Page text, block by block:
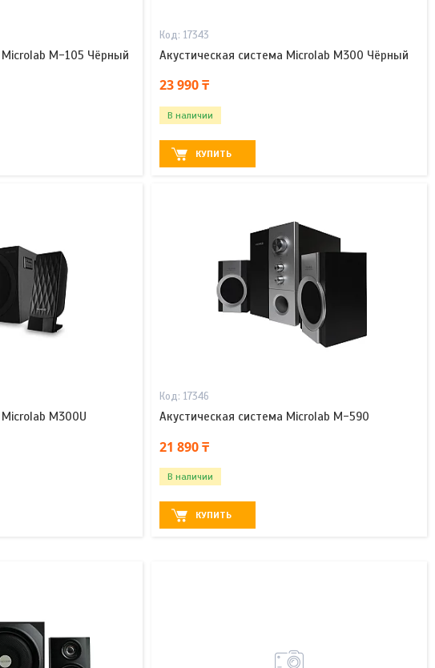
Microlab M-105 Чёрный
17343
Акустическая система Microlab M300 Чёрный
23 990 ₸
В наличии
КУПИТЬ
M300U
17346
Акустическая система Microlab M-590
21 890 ₸
В наличии
КУПИТЬ